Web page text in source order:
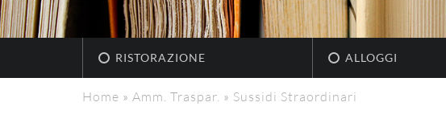
RISTORAZIONE ALLOGGI
Home » Amm. Traspar. » Sussidi Straordinari